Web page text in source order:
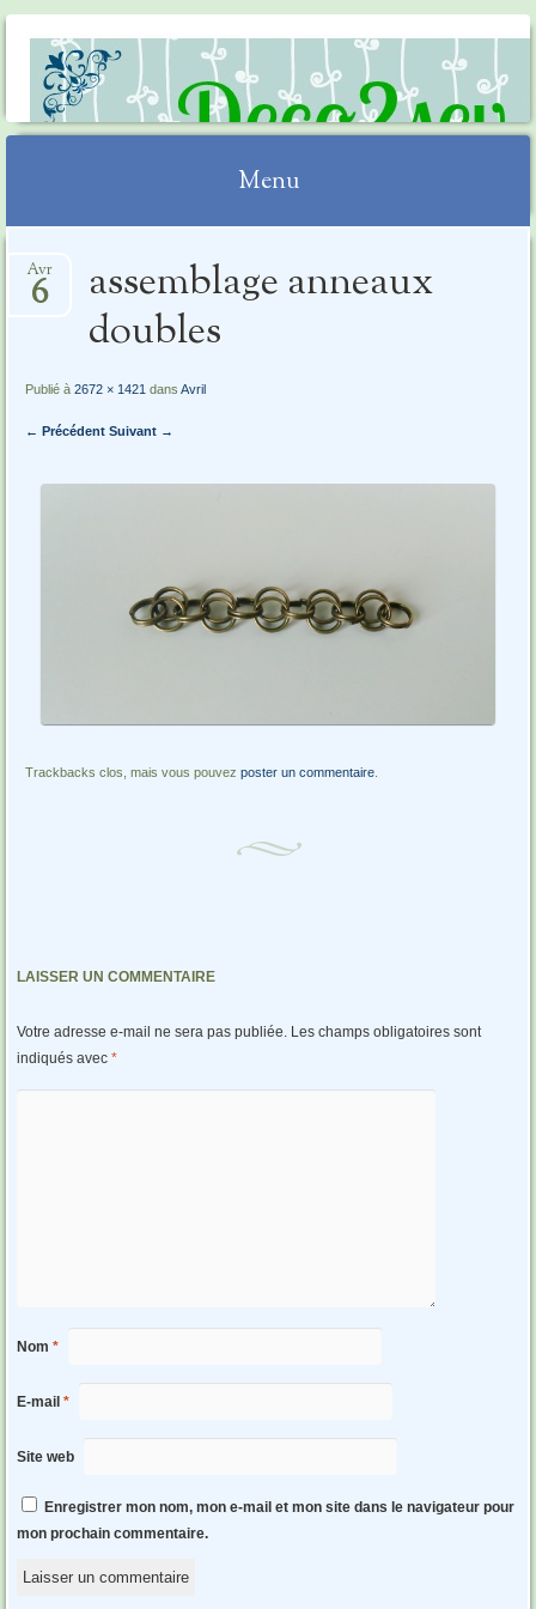
DECO2SEV
Menu
au
assemblage anneaux
doubles
Avr
6
Publié à2672 × 1421 dansAvril
← Précédent Suivant →
Trackbacks clos, mais vous pouvezposter un commentaire
LAISSER UN COMMENTAIRE
Votre adresse e-mail ne sera pas publiée. Les champs obligatoires sont
indiqués avec *
Nom *
E-mail *
Site web
Enregistrer mon nom, mon e-mail et mon site dans le navigateur pour
mon prochain commentaire.